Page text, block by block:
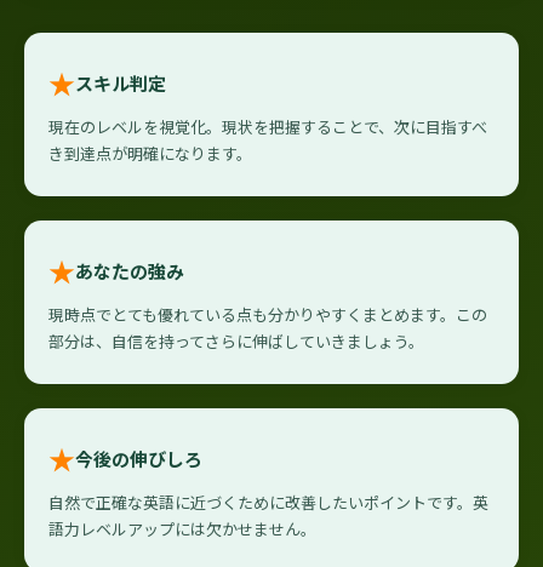
★スキル判定
現在のレベルを視覚化。現状を把握することで、次に目指すべ
き到達点が明確になります。
★あなたの強み
現時点でとても優れている点も分かりやすくまとめます。この
部分は、自信を持ってさらに伸ばしていきましょう。
★今後の伸びしろ
自然で正確な英語に近づくために改善したいポイントです。英
語力レベルアップには欠かせません。